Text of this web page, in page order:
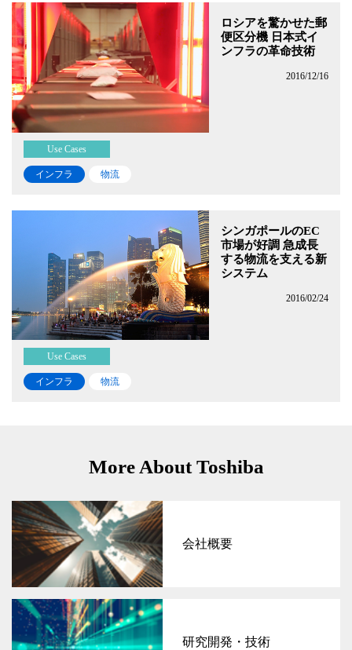
ロシアを驚かせた郵
便区分機 日本式イ
ンフラの革命技術
2016/12/16
Use Cases
インフラ 物流
シンガポールのEC
市場が好調 急成長
する物流を支える新
システム
2016/02/24
Use Cases
インフラ 物流
More About Toshiba
会社概要
研究開発・技術